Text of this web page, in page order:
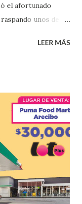
el afortunado
unos de
Este es el anuncio
de la
de San Juan
LEER MÁS